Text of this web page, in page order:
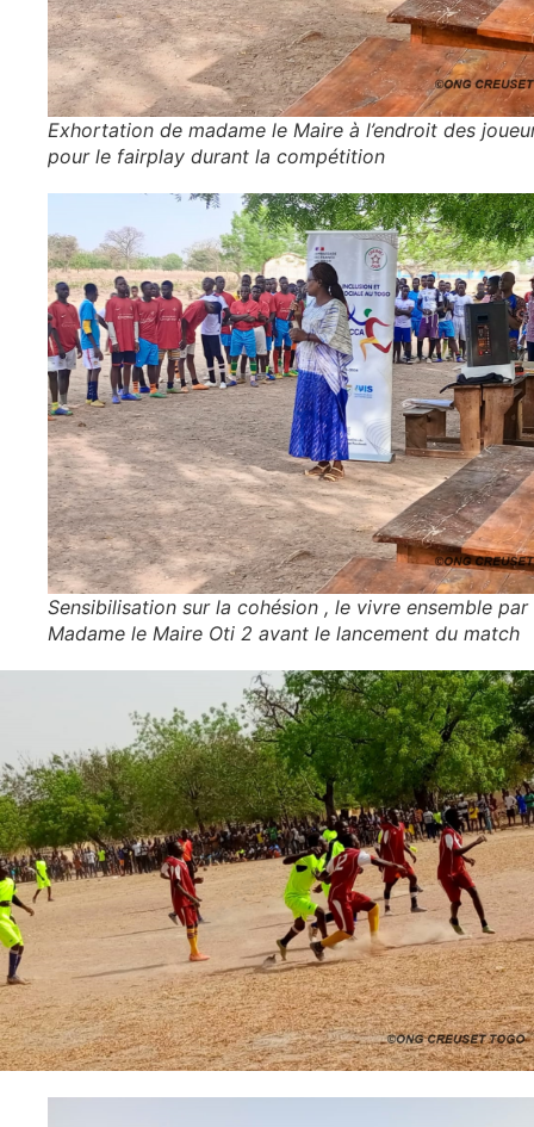
Exhortation de madame le Maire à l’endroit des
pour le fairplay durant la compétition
Sensibilisation sur la cohésion , le vivre ensemble par
Madame le Maire Oti 2 avant le lancement du match